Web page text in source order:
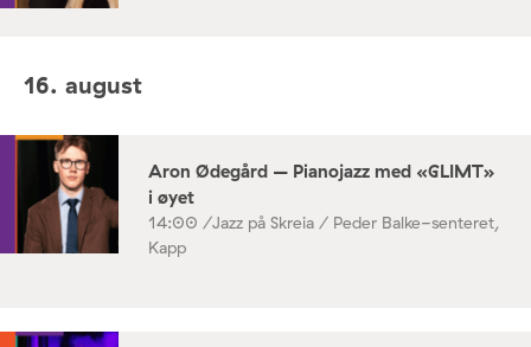
16. august
Aron Ødegård – Pianojazz med «GLIMT»
i øyet
14:00 /Jazz på Skreia / Peder Balke-senteret,
Kapp